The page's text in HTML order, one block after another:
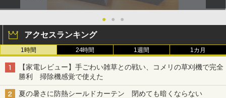
● ● ●
アクセスランキング
1時間 24時間 1週間 1カ月
【家電レビュー】手ごわい雑草との戦い、コメリの草刈機で完全
勝利 掃除機感覚で使えた
夏の暑さに防熱シールドカーテン 閉めても暗くならない